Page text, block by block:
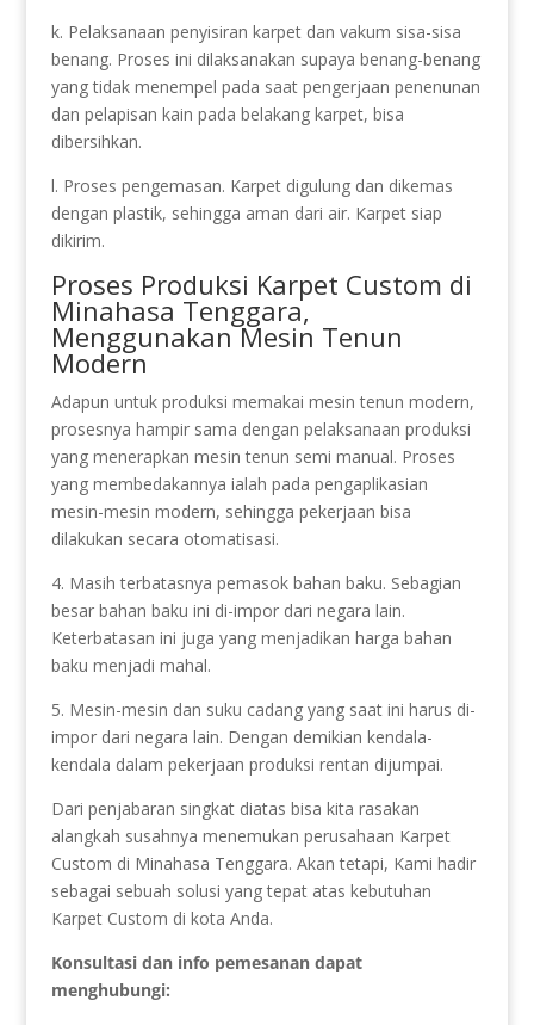
k. Pelaksanaan penyisiran karpet dan vakum sisa-sisa
benang. Proses ini dilaksanakan supaya benang-benang
yang tidak menempel pada saat pengerjaan penenunan
dan pelapisan kain pada belakang karpet, bisa
dibersihkan.
l. Proses pengemasan. Karpet digulung dan dikemas
dengan plastik, sehingga aman dari air. Karpet siap
dikirim.
Proses Produksi Karpet Custom di
Minahasa Tenggara,
Menggunakan Mesin Tenun
Modern
Adapun untuk produksi memakai mesin tenun modern,
prosesnya hampir sama dengan pelaksanaan produksi
yang menerapkan mesin tenun semi manual. Proses
yang membedakannya ialah pada pengaplikasian
mesin-mesin modern, sehingga pekerjaan bisa
dilakukan secara otomatisasi.
4. Masih terbatasnya pemasok bahan baku. Sebagian
besar bahan baku ini di-impor dari negara lain.
Keterbatasan ini juga yang menjadikan harga bahan
baku menjadi mahal.
5. Mesin-mesin dan suku cadang yang saat ini harus di-
impor dari negara lain. Dengan demikian kendala-
kendala dalam pekerjaan produksi rentan dijumpai.
Dari penjabaran singkat diatas bisa kita rasakan
alangkah susahnya menemukan perusahaan Karpet
Custom di Minahasa Tenggara. Akan tetapi, Kami hadir
sebagai sebuah solusi yang tepat atas kebutuhan
Karpet Custom di kota Anda.
Konsultasi dan info pemesanan dapat
menghubungi: